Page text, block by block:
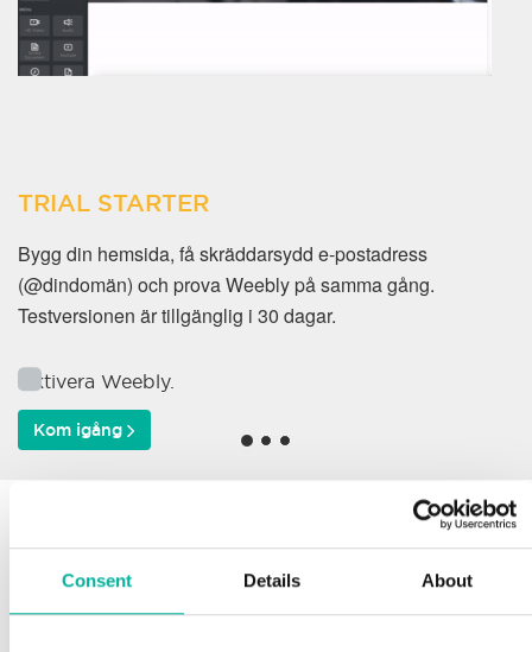
Consent Details About
TRIAL STARTER
Bygg din hemsida, få skräddarsydd e-postadress
(@dindomän) och prova Weebly på samma gång.
Testversionen är tillgänglig i 30 dagar.
Aktivera Weebly.
Kom igång
Varför väljer våra kunder
oss?